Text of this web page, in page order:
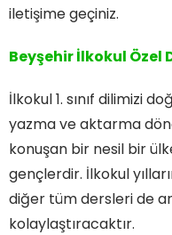
iletişime geçiniz.
Beyşehir İlkokul Özel
İlkokul 1. sınıf dilimizi
yazma ve aktarma
konuşan bir nesil bir
gençlerdir. İlkokul
diğer tüm dersleri de
kolaylaştıracaktır.